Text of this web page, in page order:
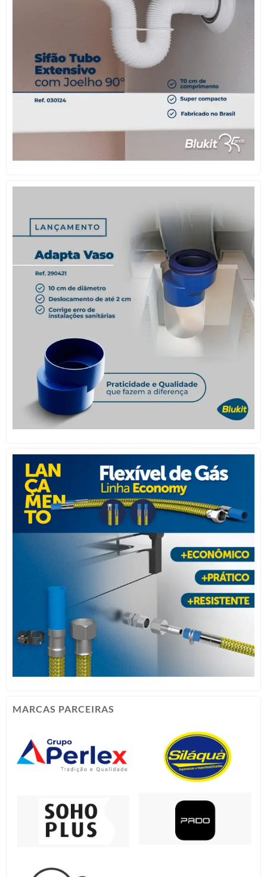
MARCAS PARCEIRAS